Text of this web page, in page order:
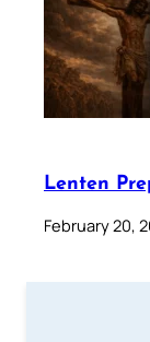
Lenten
February 20,